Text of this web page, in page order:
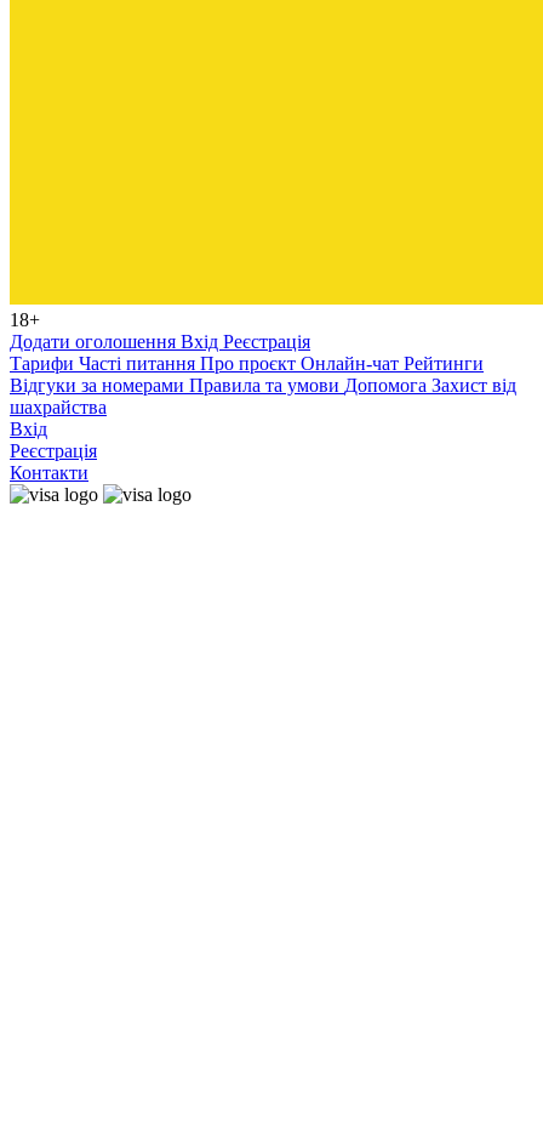
18+
Додати оголошення Вхід Реєстрація
Тарифи Часті питання Про проєкт Онлайн-чат Рейтинги
Відгуки за номерами Правила та умови Допомога Захист від
шахрайства
Вхід
Реєстрація
Контакти